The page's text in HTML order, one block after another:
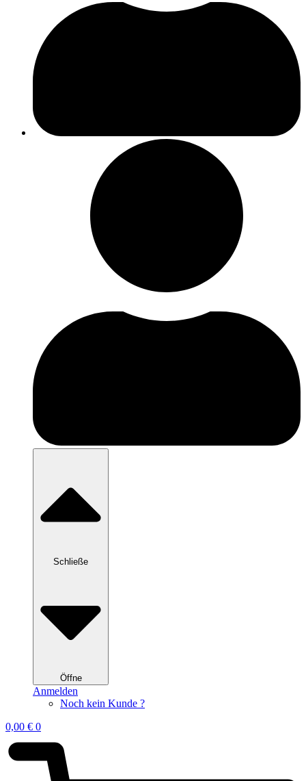
Schließe
Öffne
Anmelden
Noch kein Kunde ?
0,00 € 0